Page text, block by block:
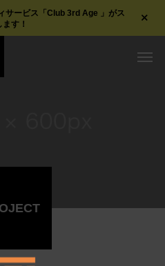
サービス「Club 3rd Age 」がス
す！